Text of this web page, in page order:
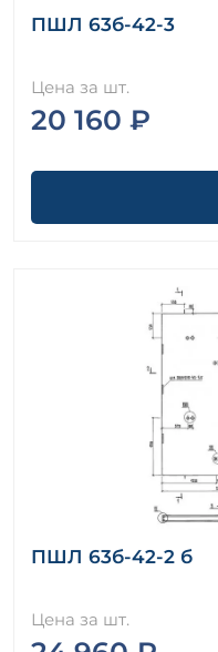
ПШЛ 63б-42-3
Цена за шт.
20 160 ₽
ПШЛ 63б-42-2 б
Цена за шт.